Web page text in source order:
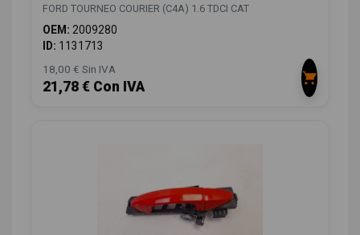
FORD TOURNEO COURIER (C4A) 1.6 TDCI CAT
OEM: 2009280
ID: 1131713
18,00 € Sin IVA
21,78 € Con IVA